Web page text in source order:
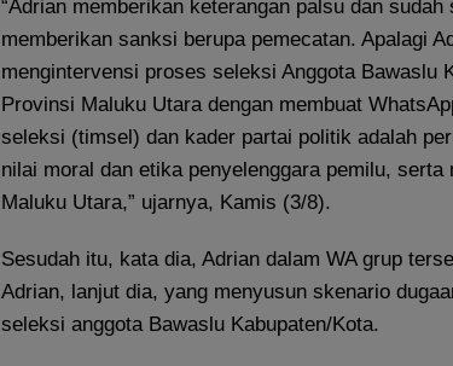
“Adrian memberikan keterangan palsu dan
memberikan sanksi berupa pemecatan. Apalagi
mengintervensi proses seleksi Anggota Bawaslu
Provinsi Maluku Utara dengan membuat
seleksi (timsel) dan kader partai politik adalah
nilai moral dan etika penyelenggara pemilu,
Maluku Utara,” ujarnya, Kamis (3/8).
Sesudah itu, kata dia, Adrian dalam WA grup
Adrian, lanjut dia, yang menyusun skenario
seleksi anggota Bawaslu Kabupaten/Kota.